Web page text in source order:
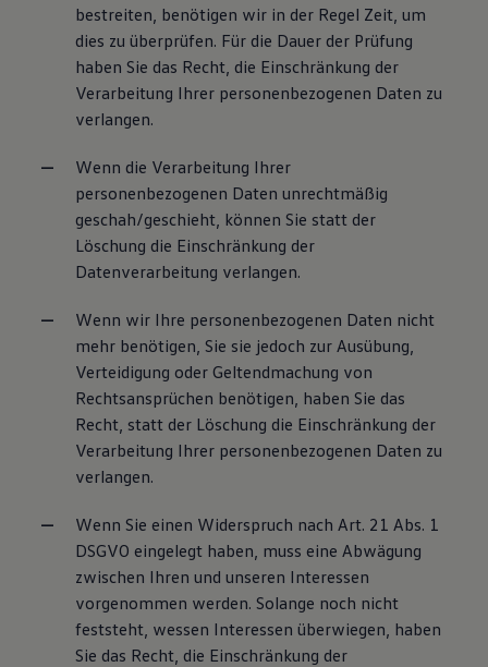
bestreiten, benötigen wir in der Regel Zeit, um
dies zu überprüfen. Für die Dauer der Prüfung
haben Sie das Recht, die Einschränkung der
Verarbeitung Ihrer personenbezogenen Daten zu
verlangen.
Wenn die Verarbeitung Ihrer
personenbezogenen Daten unrechtmäßig
geschah/geschieht, können Sie statt der
Löschung die Einschränkung der
Datenverarbeitung verlangen.
Wenn wir Ihre personenbezogenen Daten nicht
mehr benötigen, Sie sie jedoch zur Ausübung,
Verteidigung oder Geltendmachung von
Rechtsansprüchen benötigen, haben Sie das
Recht, statt der Löschung die Einschränkung der
Verarbeitung Ihrer personenbezogenen Daten zu
verlangen.
Wenn Sie einen Widerspruch nach Art. 21 Abs. 1
DSGVO eingelegt haben, muss eine Abwägung
zwischen Ihren und unseren Interessen
vorgenommen werden. Solange noch nicht
feststeht, wessen Interessen überwiegen, haben
Sie das Recht, die Einschränkung der